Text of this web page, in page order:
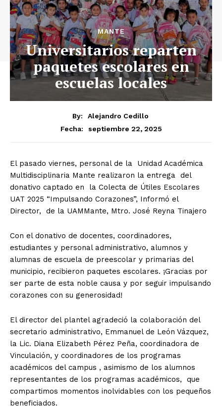
MANTE
Universitarios reparten
paquetes escolares en
escuelas locales
By:
Alejandro Cedillo
Fecha:
septiembre 22, 2025
El pasado viernes, personal de la Unidad Académica
Multidisciplinaria Mante realizaron la entrega del
donativo captado en la Colecta de Útiles Escolares
UAT 2025 “Impulsando Corazones”, Informó el
Director, de la UAMMante, Mtro. José Reyna Tinajero
Con el donativo de docentes, coordinadores,
estudiantes y personal administrativo, alumnos y
alumnas de escuela de preescolar y primarias del
municipio, recibieron paquetes escolares. ¡Gracias por
ser parte de esta noble causa y por seguir impulsando
corazones con su generosidad!
El director del plantel agradeció la colaboración del
secretario administrativo, Emmanuel de León Vázquez,
la Lic. Diana Elizabeth Pérez Peña, coordinadora de
Vinculación, y coordinadores de los programas
académicos del campus , asimismo de los alumnos
representantes de los programas académicos, que
compartimos momentos inolvidables con los pequeños
beneficiados.